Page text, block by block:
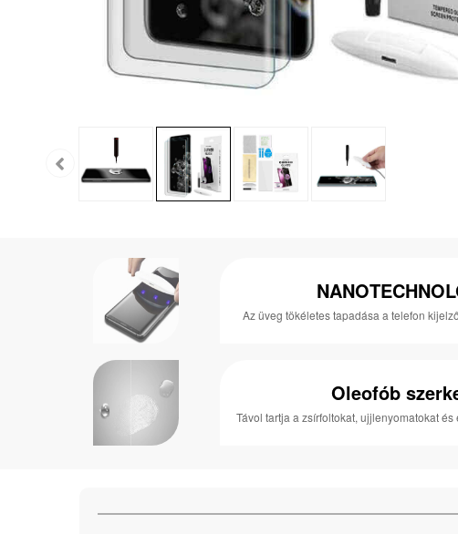
Az üveg tökéletes tapadása a telefon
Oleofób
Távol tartja a zsírfoltokat, ujjlenyomatokat